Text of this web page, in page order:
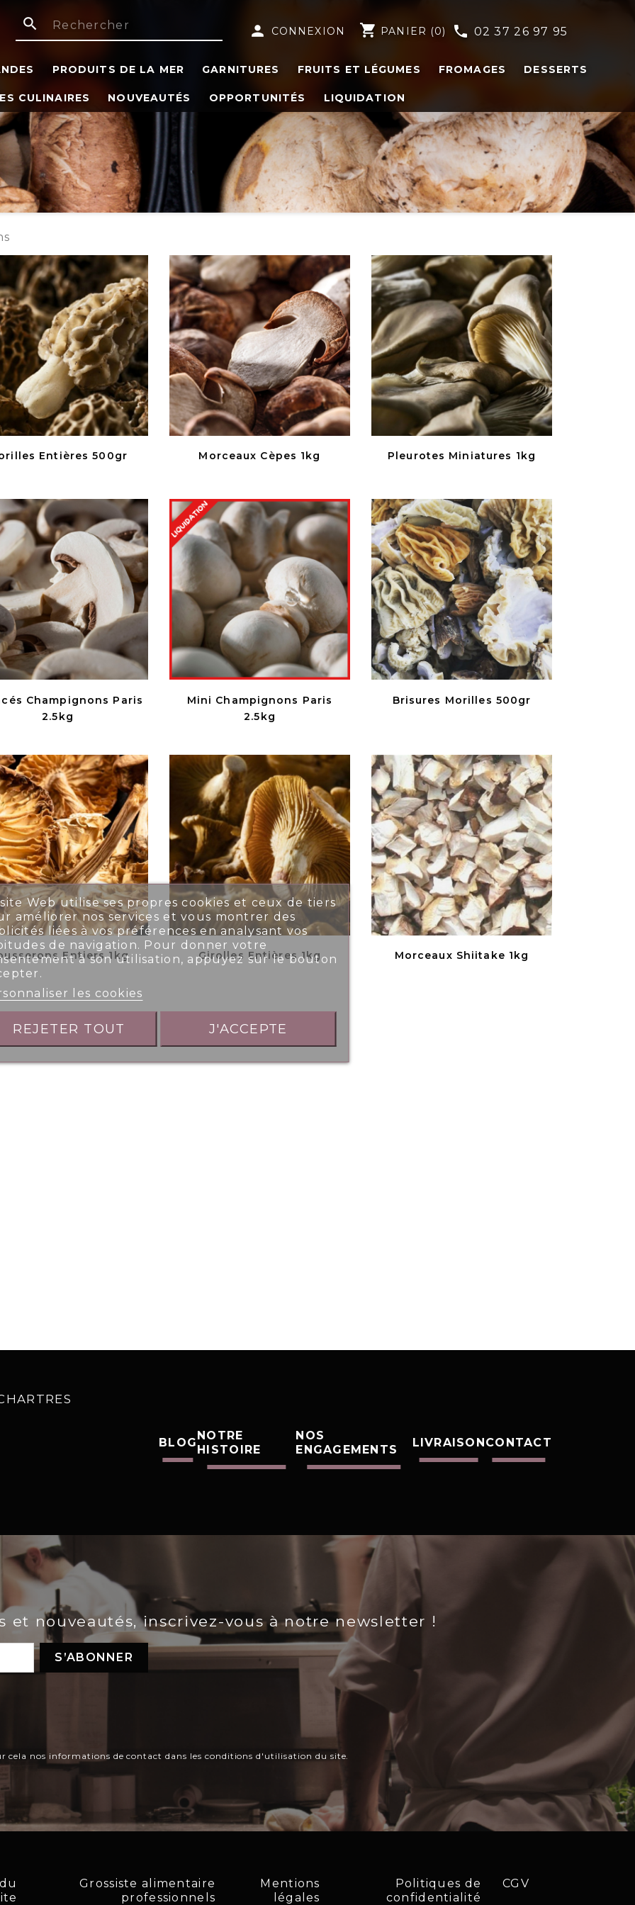
search person CONNEXION shopping_cart PANIER (0) phone 02 37 26 97 95
PRODUITS DE LA MER GARNITURES FRUITS ET LÉGUMES FROMAGES DESSERTS
CULINAIRES NOUVEAUTÉS OPPORTUNITÉS LIQUIDATION
Entières 500gr Morceaux Cèpes 1kg Pleurotes Miniatures 1kg
Champignons Paris
2.5kg
Mini Champignons Paris
2.5kg
Brisures Morilles 500gr
Entiers 1kg Girolles Entières 1kg Morceaux Shiitake 1kg
BLOG
NOTRE
HISTOIRE
NOS
ENGAGEMENTS
LIVRAISONCONTACT
et nouveautés, inscrivez-vous à notre newsletter !
cela nos informations de contact dans les conditions d'utilisation du site.
Grossiste alimentaire
professionnels
Mentions
légales
Politiques de
confidentialité
CGV
Web utilise ses propres cookies et ceux de tiers
améliorer nos services et vous montrer des
liées à vos préférences en analysant vos
de navigation. Pour donner votre
à son utilisation, appuyez sur le bouton
les cookies
REJETER TOUT J'ACCEPTE